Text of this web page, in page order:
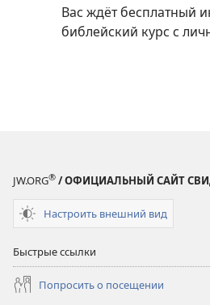
Вас ждёт бесплатный
библейский курс с
JW.ORG® / ОФИЦИАЛЬНЫЙ САЙТ
Настроить внешний вид
Быстрые ссылки
Попросить о посещении